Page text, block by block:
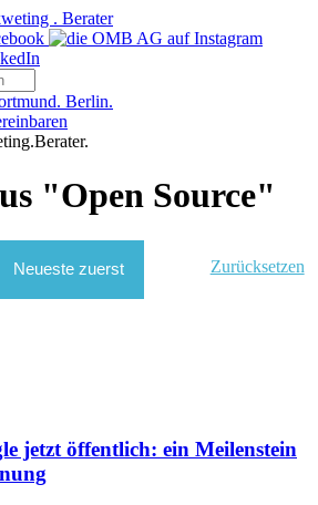
Berlin.
"Open Source"
Zurücksetzen
jetzt öffentlich: ein Meilenstein